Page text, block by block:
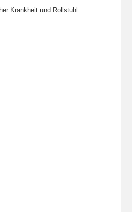
Krankheit und Rollstuhl.